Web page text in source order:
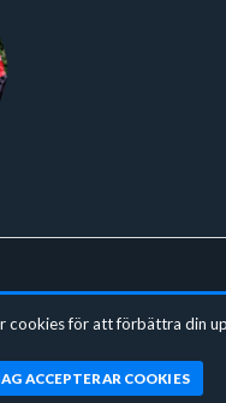
cookies för att förbättra din
ACCEPTERAR COOKIES